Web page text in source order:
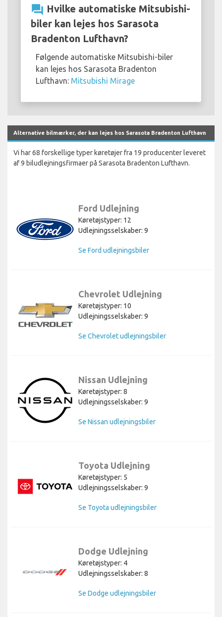
question_answer Hvilke automatiske Mitsubishi-
biler kan lejes hos Sarasota
Bradenton Lufthavn?
Følgende automatiske Mitsubishi-biler
kan lejes hos Sarasota Bradenton
Lufthavn: Mitsubishi Mirage
Alternative bilmærker, der kan lejes hos Sarasota Bradenton Lufthavn
Vi har 68 forskellige typer køretøjer fra 19 producenter leveret
af 9 biludlejningsfirmaer på Sarasota Bradenton Lufthavn.
Ford Udlejning
Køretøjstyper: 12
Udlejningsselskaber: 9
Se Ford udlejningsbiler
Chevrolet Udlejning
Køretøjstyper: 10
Udlejningsselskaber: 9
Se Chevrolet udlejningsbiler
Nissan Udlejning
Køretøjstyper: 8
Udlejningsselskaber: 9
Se Nissan udlejningsbiler
Toyota Udlejning
Køretøjstyper: 5
Udlejningsselskaber: 9
Se Toyota udlejningsbiler
Dodge Udlejning
Køretøjstyper: 4
Udlejningsselskaber: 8
Se Dodge udlejningsbiler